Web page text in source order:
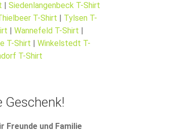
|Siedenlangenbeck T-Shirt
T-Shirt | Tylsen T-
|Wannefeld T-Shirt |
T-Shirt |Winkelstedt T-
T-Shirt
Freunde und Familie